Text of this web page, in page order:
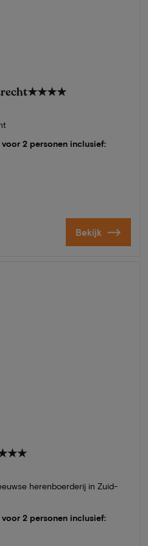
★★★★
2 personen inclusief:
Bekijk
herenboerderij in Zuid-
2 personen inclusief: